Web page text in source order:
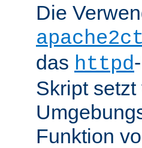
Die
das httpd
Skript
Funktion